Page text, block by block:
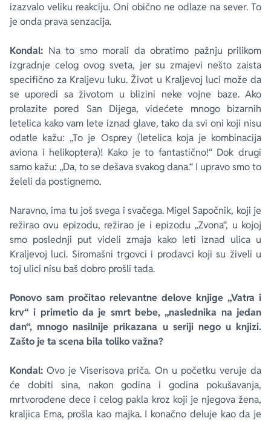
izazvalo veliku reakciju. Oni obično ne odlaze na sever. To
je onda prava senzacija.
Kondal: Na to smo morali da obratimo pažnju prilikom
izgradnje celog ovog sveta, jer su zmajevi nešto zaista
specifično za Kraljevu luku. Život u Kraljevoj luci može da
se uporedi sa životom u blizini neke vojne baze. Ako
prolazite pored San Dijega, videćete mnogo bizarnih
letelica kako vam lete iznad glave, tako da svi oni koji nisu
odatle kažu: „To je Osprey (letelica koja je kombinacija
aviona i helikoptera)! Kako je to fantastično!“ Dok drugi
samo kažu: „Da, to se dešava svakog dana.“ I upravo smo to
želeli da postignemo.
Naravno, ima tu još svega i svačega. Migel Sapočnik, koji je
režirao ovu epizodu, režirao je i epizodu „Zvona“, u kojoj
smo poslednji put videli zmaja kako leti iznad ulica u
Kraljevoj luci. Siromašni trgovci i prodavci koji su živeli u
toj ulici nisu baš dobro prošli tada.
Ponovo sam pročitao relevantne delove knjige „Vatra i
krv“ i primetio da je smrt bebe, „naslednika na jedan
dan“, mnogo nasilnije prikazana u seriji nego u knjizi.
Zašto je ta scena bila toliko važna?
Kondal:Ovo je Viserisova priča. On u početku veruje da
će dobiti sina, nakon godina i godina pokušavanja,
mrtvorođene dece i celog pakla kroz koji je njegova žena,
kraljica Ema, prošla kao majka. I konačno deluje kao da je